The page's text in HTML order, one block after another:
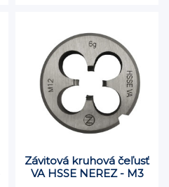
Závitová kruhová čeľusť
VA HSSE NEREZ - M3